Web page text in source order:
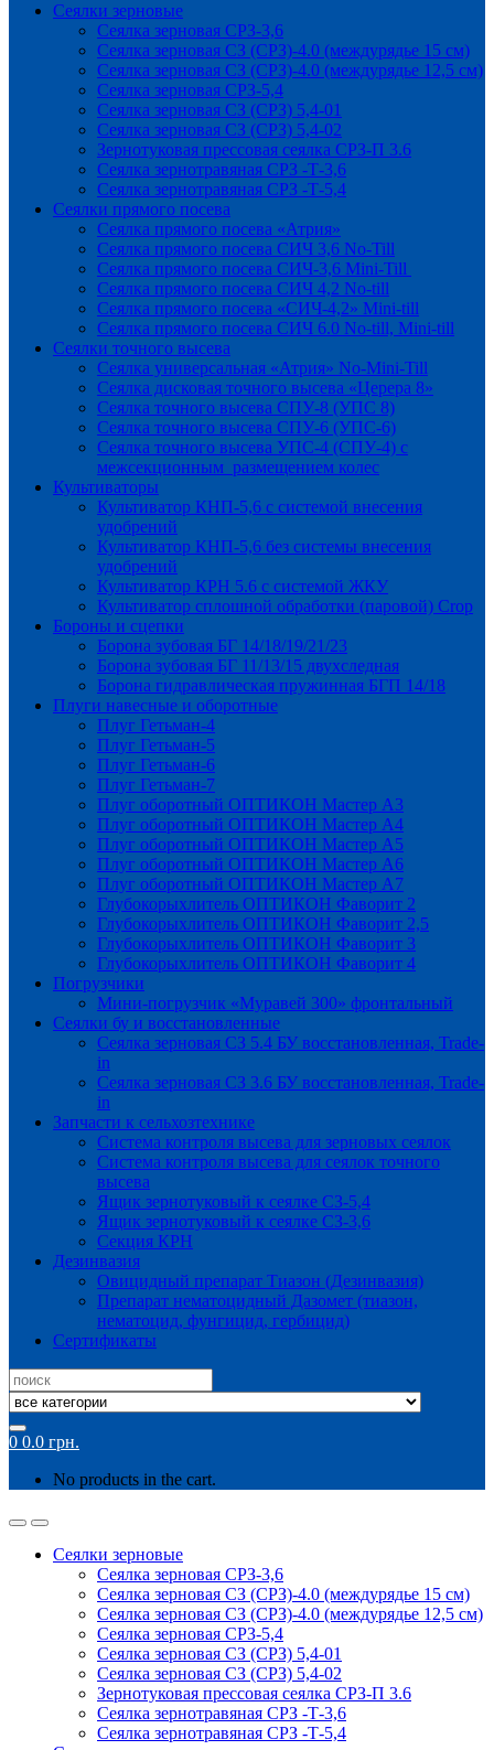
Сеялки зерновые
Сеялка зерновая СРЗ-3,6
Сеялка зерновая СЗ (СРЗ)-4.0 (междурядье 15 см)
Сеялка зерновая СЗ (СРЗ)-4.0 (междурядье 12,5 см)
Сеялка зерновая СРЗ-5,4
Сеялка зерновая СЗ (СРЗ) 5,4-01
Сеялка зерновая СЗ (СРЗ) 5,4-02
Зернотуковая прессовая сеялка СРЗ-П 3.6
Сеялка зернотравяная СРЗ -Т-3,6
Сеялка зернотравяная СРЗ -Т-5,4
Сеялки прямого посева
Сеялка прямого посева «Атрия»
Сеялка прямого посева СИЧ 3,6 No-Till
Сеялка прямого посева СИЧ-3,6 Mini-Till
Сеялка прямого посева СИЧ 4,2 No-till
Сеялка прямого посева «СИЧ-4,2» Mini-till
Сеялка прямого посева СИЧ 6.0 No-till, Mini-till
Сеялки точного высева
Сеялка универсальная «Атрия» No-Mini-Till
Сеялка дисковая точного высева «Церера 8»
Сеялка точного высева СПУ-8 (УПС 8)
Сеялка точного высева СПУ-6 (УПС-6)
Сеялка точного высева УПС-4 (СПУ-4) с
межсекционным размещением колес
Культиваторы
Культиватор КНП-5,6 с системой внесения
удобрений
Культиватор КНП-5,6 без системы внесения
удобрений
Культиватор КРН 5.6 с системой ЖКУ
Культиватор сплошной обработки (паровой) Crop
Бороны и сцепки
Борона зубовая БГ 14/18/19/21/23
Борона зубовая БГ 11/13/15 двухследная
Борона гидравлическая пружинная БГП 14/18
Плуги навесные и оборотные
Плуг Гетьман-4
Плуг Гетьман-5
Плуг Гетьман-6
Плуг Гетьман-7
Плуг оборотный ОПТИКОН Мастер А3
Плуг оборотный ОПТИКОН Мастер А4
Плуг оборотный ОПТИКОН Мастер А5
Плуг оборотный ОПТИКОН Мастер А6
Плуг оборотный ОПТИКОН Мастер А7
Глубокорыхлитель ОПТИКОН Фаворит 2
Глубокорыхлитель ОПТИКОН Фаворит 2,5
Глубокорыхлитель ОПТИКОН Фаворит 3
Глубокорыхлитель ОПТИКОН Фаворит 4
Погрузчики
Мини-погрузчик «Муравей 300» фронтальный
Сеялки бу и восстановленные
Сеялка зерновая СЗ 5.4 БУ восстановленная, Trade-
in
Сеялка зерновая СЗ 3.6 БУ восстановленная, Trade-
in
Запчасти к сельхозтехнике
Система контроля высева для зерновых сеялок
Система контроля высева для сеялок точного
высева
Ящик зернотуковый к сеялке СЗ-5,4
Ящик зернотуковый к сеялке СЗ-3,6
Секция КРН
Дезинвазия
Овицидный препарат Тиазон (Дезинвазия)
Препарат нематоцидный Дазомет (тиазон,
нематоцид, фунгицид, гербицид)
Сертификаты
Search
for:
0 0.0 грн.
No products in the cart.
Сеялки зерновые
Сеялка зерновая СРЗ-3,6
Сеялка зерновая СЗ (СРЗ)-4.0 (междурядье 15 см)
Сеялка зерновая СЗ (СРЗ)-4.0 (междурядье 12,5 см)
Сеялка зерновая СРЗ-5,4
Сеялка зерновая СЗ (СРЗ) 5,4-01
Сеялка зерновая СЗ (СРЗ) 5,4-02
Зернотуковая прессовая сеялка СРЗ-П 3.6
Сеялка зернотравяная СРЗ -Т-3,6
Сеялка зернотравяная СРЗ -Т-5,4